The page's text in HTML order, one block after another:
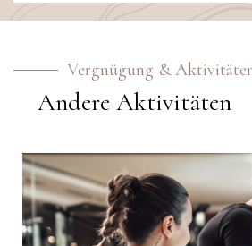
Vergnügung &
Andere Aktivitäten